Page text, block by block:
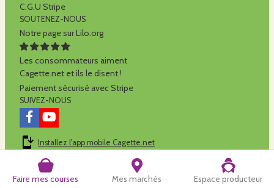
Faire mes courses Mes marchés Espace producteur
C.G.U Stripe
SOUTENEZ-NOUS
Notre page sur Lilo.org
Les consommateurs aiment
Cagette.net et ils le disent !
Paiement sécurisé avec Stripe
SUIVEZ-NOUS
Installez l'app mobile Cagette.net
Cagette.net est réalisé par la SCOP Alilo